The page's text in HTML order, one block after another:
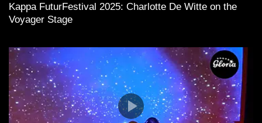
Kappa FuturFestival 2025: Charlotte De Witte on the
Voyager Stage